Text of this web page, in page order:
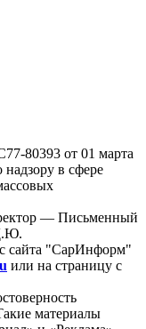
80393 от 01 марта
в сфере
— Письменный
сайта "СарИнформ"
или на страницу с
материалы